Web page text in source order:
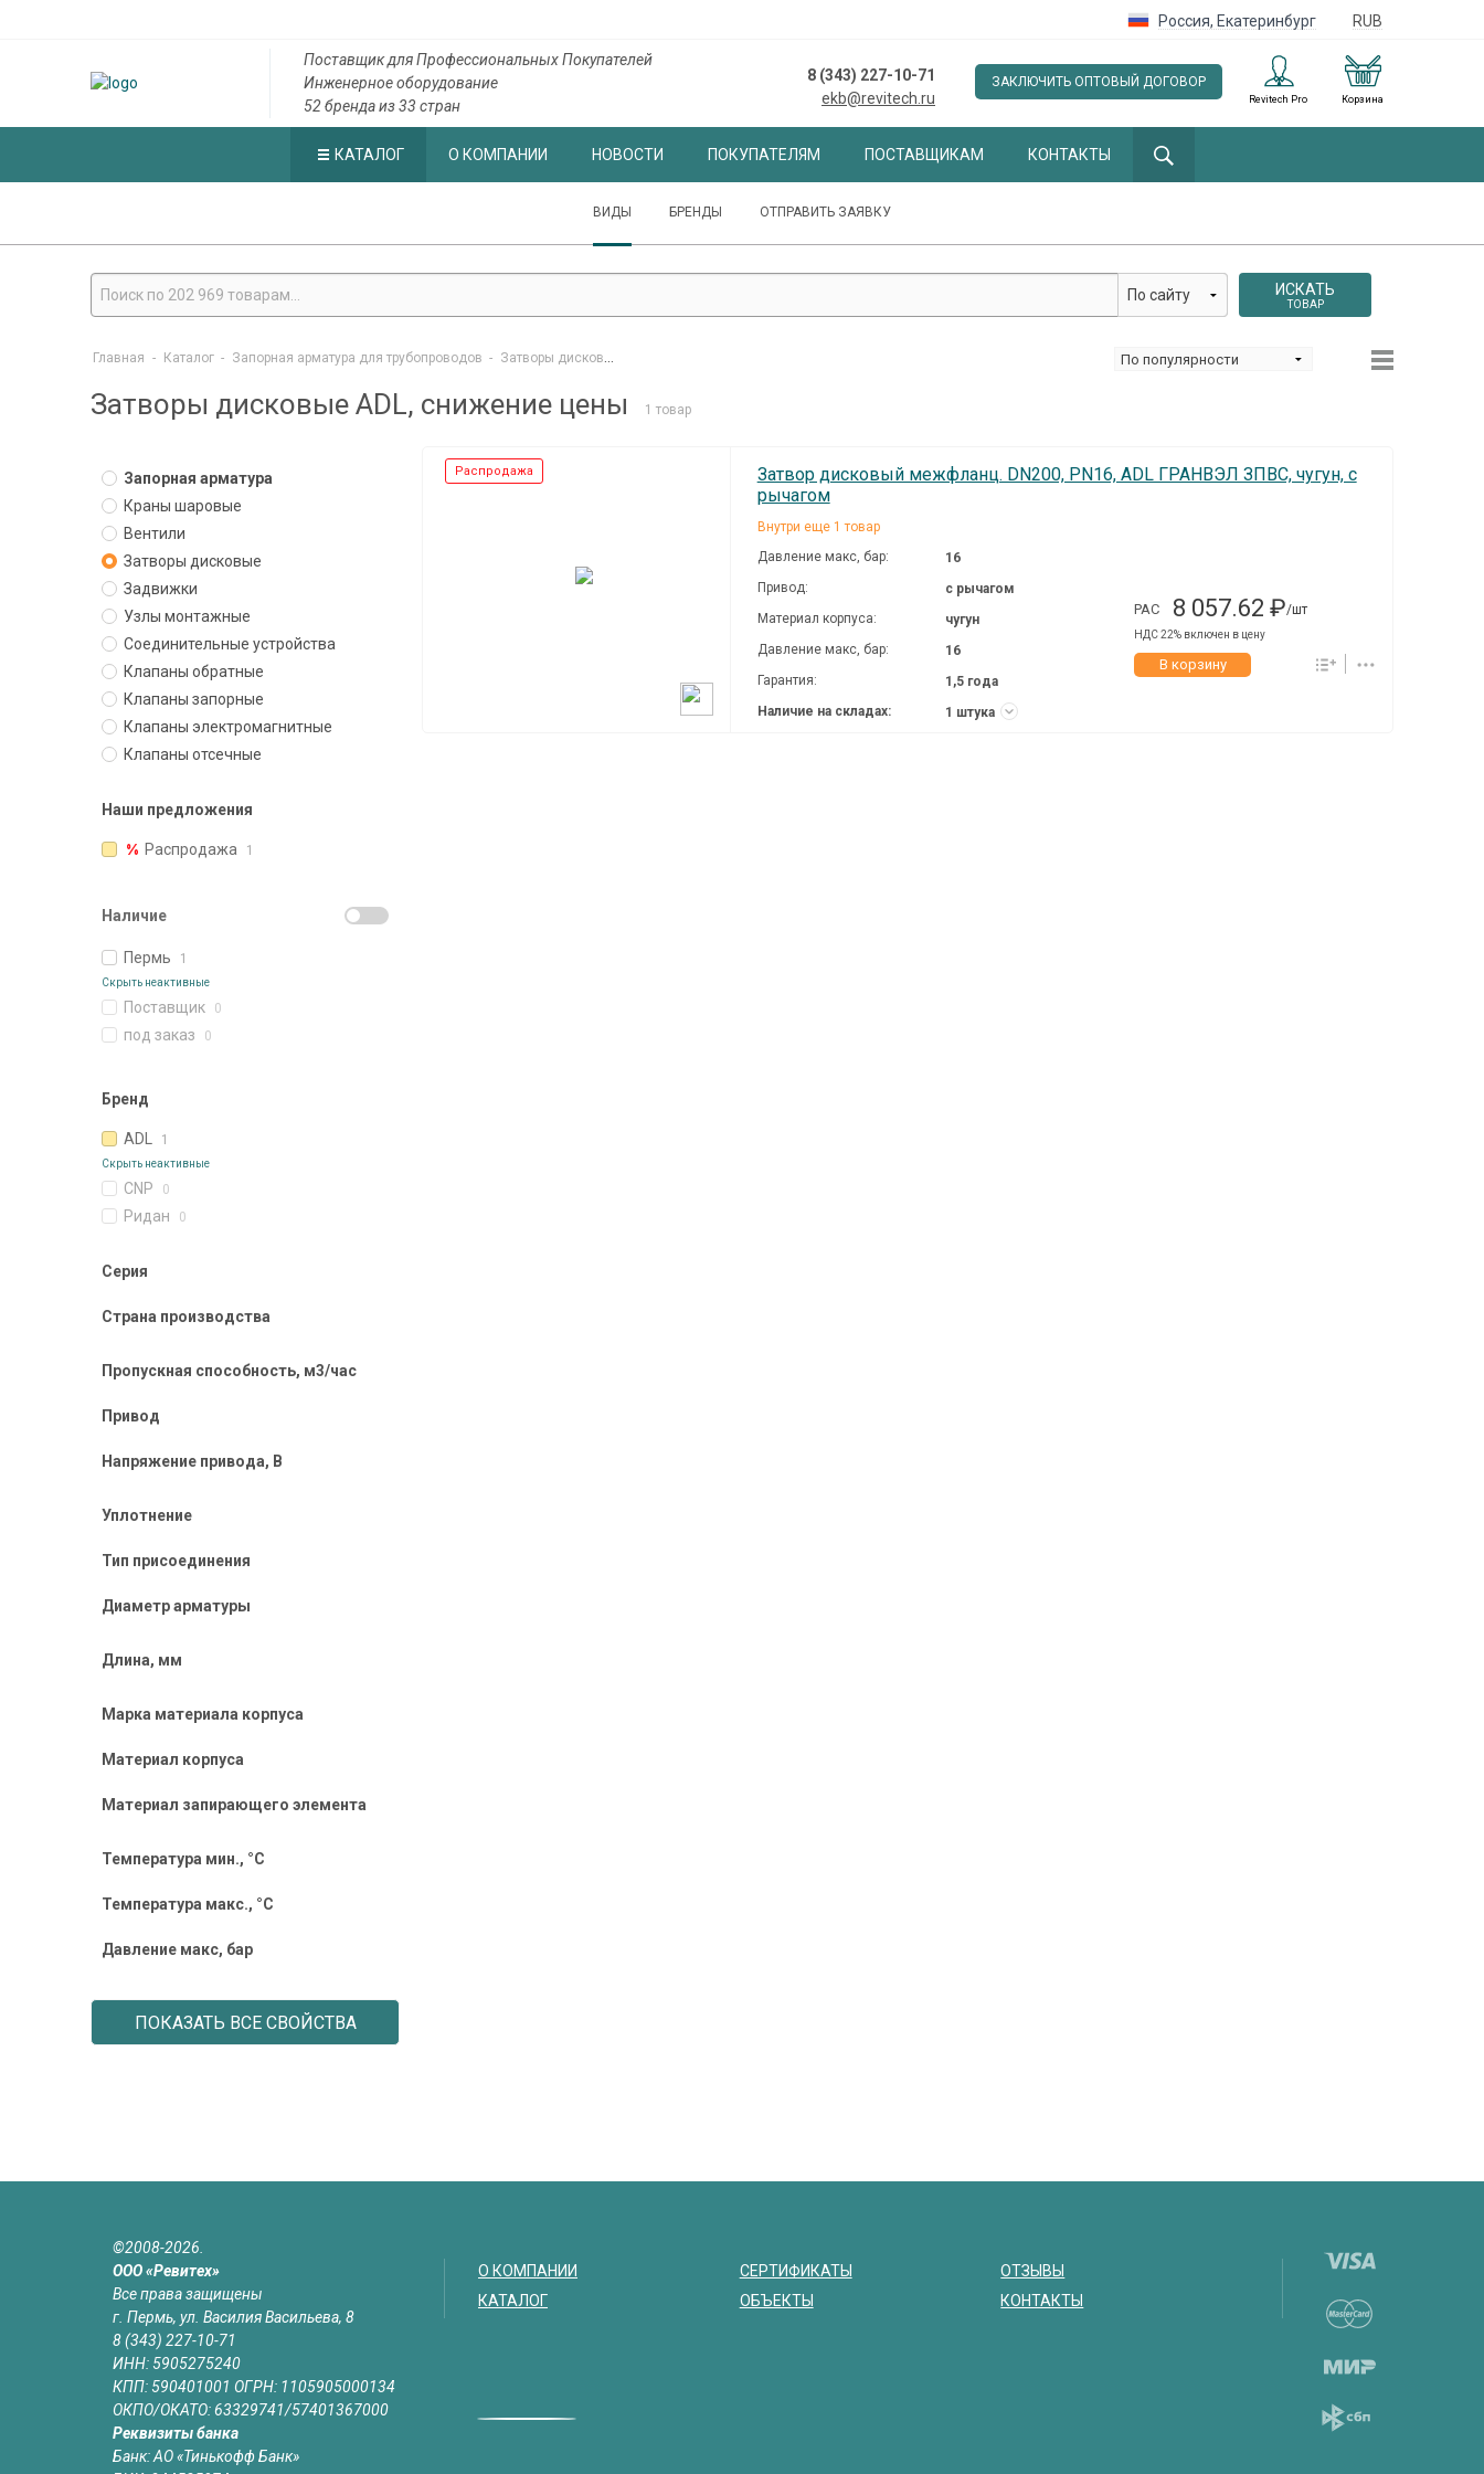
Россия, Екатеринбург RUB
Корзина
Revitech Pro
ЗАКЛЮЧИТЬ ОПТОВЫЙ ДОГОВОР
8 (343) 227-10-71
ekb@revitech.ru
Поставщик для Профессиональных Покупателей
Инженерное оборудование
52 бренда из 33 стран
КАТАЛОГ О КОМПАНИИ НОВОСТИ ПОКУПАТЕЛЯМ ПОСТАВЩИКАМ КОНТАКТЫ
ВИДЫ БРЕНДЫ ОТПРАВИТЬ ЗАЯВКУ
ИСКАТЬ
ТОВАР
Главная - Каталог - Запорная арматура для трубопроводов - Затворы дисковые
Затворы дисковые ADL, снижение цены 1 товар
Запорная арматура
Краны шаровые
Вентили
Затворы дисковые
Задвижки
Узлы монтажные
Соединительные устройства
Клапаны обратные
Клапаны запорные
Клапаны электромагнитные
Клапаны отсечные
Наши предложения
Распродажа 1
Наличие
Пермь 1
Скрыть неактивные
Поставщик 0
под заказ 0
Бренд
ADL 1
Скрыть неактивные
CNP 0
Ридан 0
Серия
Страна производства
Пропускная способность, м3/час
Привод
Напряжение привода, В
Уплотнение
Тип присоединения
Диаметр арматуры
Длина, мм
Марка материала корпуса
Материал корпуса
Материал запирающего элемента
Температура мин., °C
Температура макс., °C
Давление макc, бар
ПОКАЗАТЬ ВСЕ СВОЙСТВА
Распродажа
Затвор дисковый межфланц. DN200, PN16, ADL ГРАНВЭЛ ЗПВС, чугун, с
рычагом
Внутри еще 1 товар
Давление макc, бар:
16
Привод:
с рычагом
Материал корпуса:
чугун
Давление макc, бар:
16
Гарантия:
1,5 года
Наличие на складах:
1 штука
РАС 8 057.62 ₽/шт
НДС 22% включен в цену
В корзину
©2008-2026.
ООО «Ревитех»
Все права защищены
г. Пермь, ул. Василия Васильева, 8
8 (343) 227-10-71
ИНН: 5905275240
КПП: 590401001 ОГРН: 1105905000134
ОКПО/ОКАТО: 63329741/57401367000
Реквизиты банка
Банк: АО «Тинькофф Банк»
О КОМПАНИИ
КАТАЛОГ
СЕРТИФИКАТЫ
ОБЪЕКТЫ
ОТЗЫВЫ
КОНТАКТЫ